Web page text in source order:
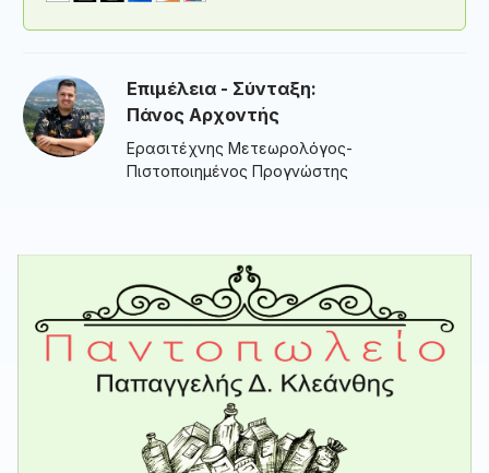
Επιμέλεια - Σύνταξη:
Πάνος Αρχοντής
Ερασιτέχνης Μετεωρολόγος-
Πιστοποιημένος Προγνώστης